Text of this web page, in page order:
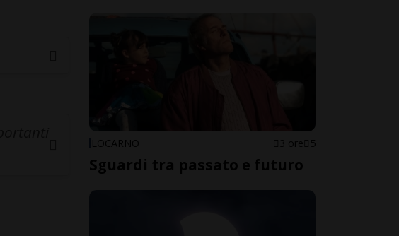
LOCARNO 3 ore 5
Sguardi tra passato e futuro